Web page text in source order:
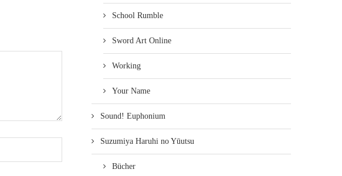
School Rumble
Sword Art Online
Working
Your Name
Sound! Euphonium
Suzumiya Haruhi no Yūutsu
Bücher